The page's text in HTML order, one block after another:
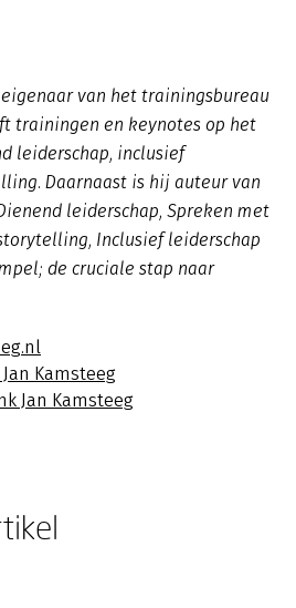
eigenaar van het trainingsbureau
trainingen en keynotes op het
leiderschap, inclusief
Daarnaast is hij auteur van
leiderschap, Spreken met
Inclusief leiderschap
de cruciale stap naar
Kamsteeg
Jan Kamsteeg